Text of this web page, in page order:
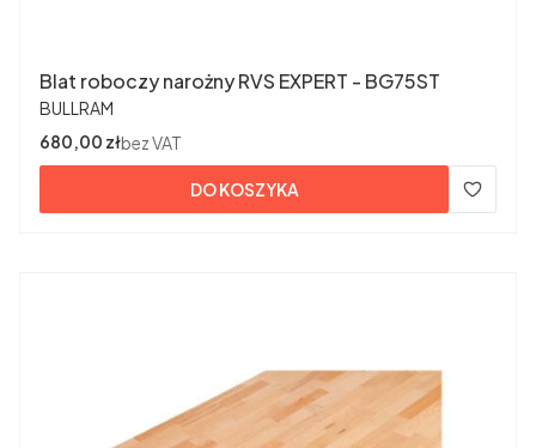
Blat roboczy narożny RVS EXPERT - BG75ST
PRODUCENT
BULLRAM
Cena
680,00 złbez VAT
DO KOSZYKA